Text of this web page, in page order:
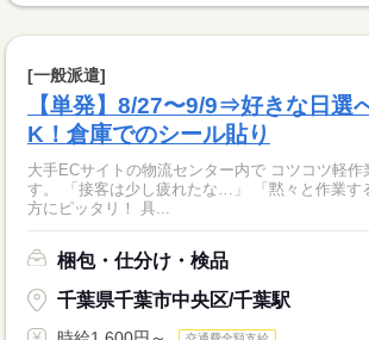
[一般派遣]
【単発】8/27〜9/9⇒好きな日選
K！倉庫でのシール貼り
大手ECサイトの物流センター内で コツコツ軽作
す。 「接客は少し疲れたな…」 「黙々と作業す
方にピッタリ！ 具...
梱包・仕分け・検品
千葉県千葉市中央区/千葉駅